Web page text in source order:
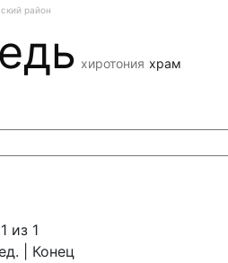
район
хиротония храм
из 1
| Конец